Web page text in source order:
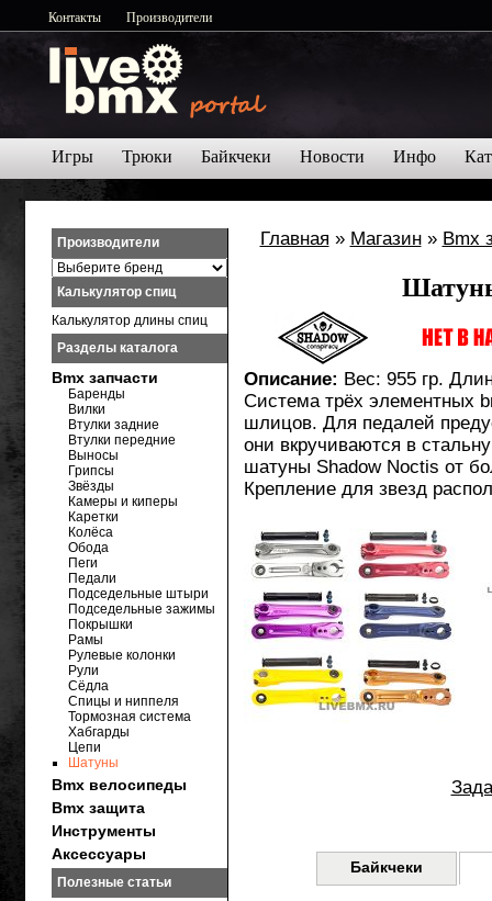
Контакты Производители
Игры Трюки Байкчеки Новости Инфо
Главная » Магазин» Bmx
Описание: Вес: 955 гр.
Система трёх элементных
шлицов. Для педалей
они вкручиваются в
шатуны Shadow Noctis от
Крепление для звезд
Байкчеки
Производители
Калькулятор спиц
Калькулятор длины спиц
Разделы каталога
Bmx запчасти
Баренды
Вилки
Втулки задние
Втулки передние
Выносы
Грипсы
Звёзды
Камеры и киперы
Каретки
Колёса
Обода
Пеги
Педали
Подседельные штыри
Подседельные зажимы
Покрышки
Рамы
Рулевые колонки
Рули
Сёдла
Спицы и ниппеля
Тормозная система
Хабгарды
Цепи
Шатуны
Bmx велосипеды
Bmx защита
Инструменты
Аксессуары
Полезные статьи